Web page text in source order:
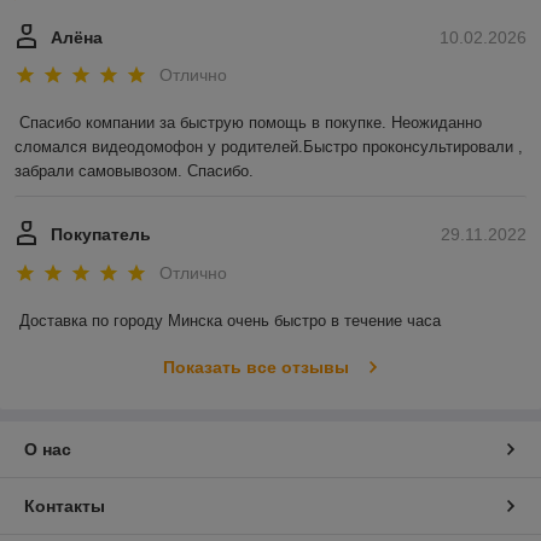
материалов, имеющих сертификаты безопасности.
Предложите клиентам это необычайно удобное и
современное решение, и они точно вернутся к Вам еще не
раз.
10.02.2026
Алёна
Отлично
Спасибо компании за быструю помощь в покупке. Неожиданно
сломался видеодомофон у родителей.Быстро проконсультировали ,
забрали самовывозом. Спасибо.
29.11.2022
Покупатель
Отлично
Доставка по городу Минска очень быстро в течение часа
Показать все отзывы
О нас
Контакты